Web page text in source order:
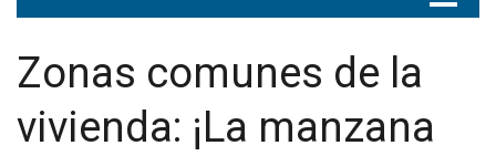
ú
Zonas comunes de la
vivienda: ¡La manzana